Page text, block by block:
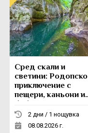
Сред скали и
светини: Родопско
приключение с
пещери, каньони и
боб
2 дни / 1 нощувка
08.08.2026 г.